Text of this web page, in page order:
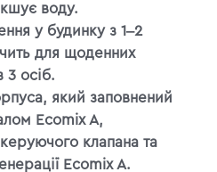
воду.
у будинку з 1‒2
для щоденних
3 осіб.
який заповнений
Ecomix A,
клапана та
Ecomix A.